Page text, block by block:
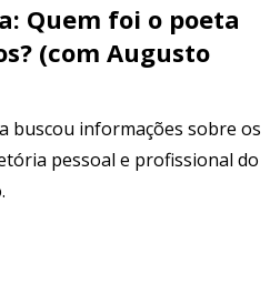
Quem foi o poeta
(com Augusto
buscou informações sobre os
pessoal e profissional do